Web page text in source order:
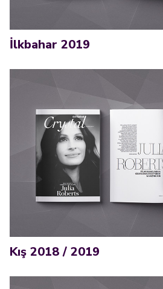
İlkbahar 2019
Kış 2018 / 2019